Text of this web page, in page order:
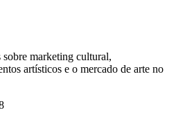
sobre marketing cultural,
artísticos e o mercado de arte no